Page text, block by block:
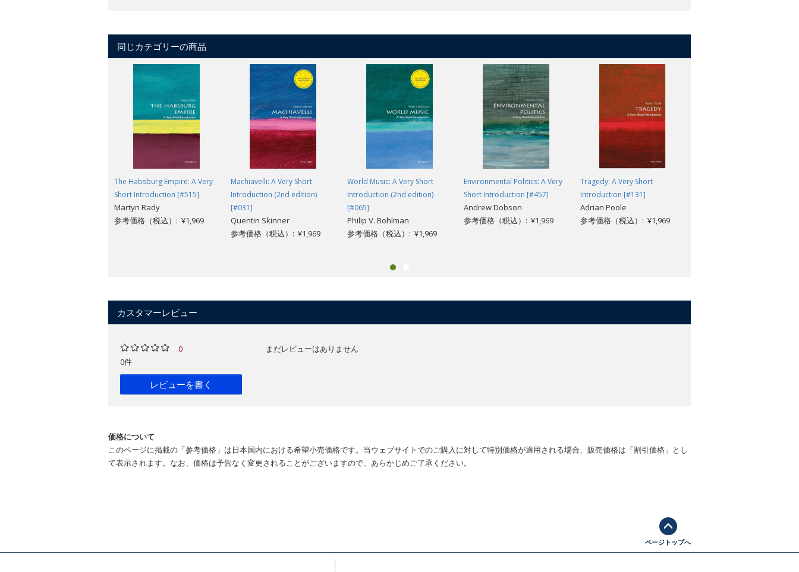
同じカテゴリーの商品
The Habsburg Empire: A Very
Short Introduction [#515]
Martyn Rady
参考価格（税込）: ¥1,969
Machiavelli: A Very Short
Introduction (2nd edition)
[#031]
Quentin Skinner
参考価格（税込）: ¥1,969
World Music: A Very Short
Introduction (2nd edition)
[#065]
Philip V. Bohlman
参考価格（税込）: ¥1,969
Environmental Politics: A Very
Short Introduction [#457]
Andrew Dobson
参考価格（税込）: ¥1,969
Tragedy: A Very Short
Introduction [#131]
Adrian Poole
参考価格（税込）: ¥1,969
カスタマーレビュー
0
0件
レビューを書く
まだレビューはありません
価格について
このページに掲載の「参考価格」は日本国内における希望小売価格です。当ウェブサイトでのご購入に対して特別価格が適用される場合、販売価格は「割引価格」とし
て表示されます。なお、価格は予告なく変更されることがございますので、あらかじめご了承ください。
ページトップへ